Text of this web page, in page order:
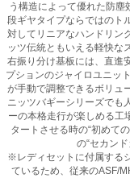
う構造によって優れた防
段ギヤタイプならではのト
対してリニアなハンドリン
ッツ伝統ともいえる軽快な
右振り分け基板には、直進
プションのジャイロユニッ
が手動で調整できるボリュ
ニッツバギーシリーズでも
ーの本格走行が楽しめる工
タートさせる時の“初めて
の“セカン
※レディセットに付属する
ているため、従来のASF/